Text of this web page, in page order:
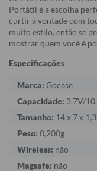
Portátil é a escolha
curtir à vontade com
muito estilo, então se
mostrar quem você é
Especificações
Marca: Gocase
Capacidade: 3.7V/
Tamanho: 14 x 7 x
Peso: 0,200g
Wireless: não
Magsafe: não